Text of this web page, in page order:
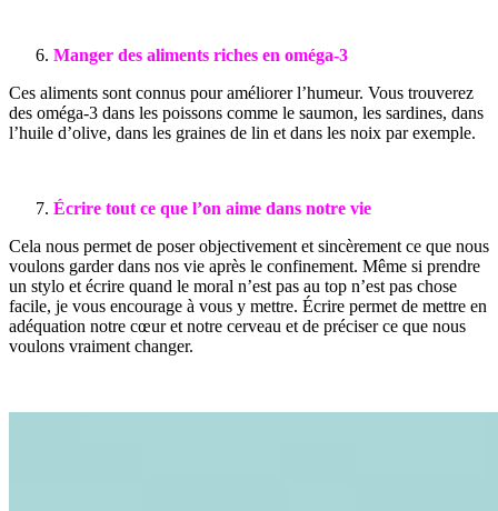
Manger des aliments riches en oméga-3
Ces aliments sont connus pour améliorer l’humeur. Vous trouverez
des oméga-3 dans les poissons comme le saumon, les sardines, dans
l’huile d’olive, dans les graines de lin et dans les noix par exemple.
Écrire tout ce que l’on aime dans notre vie
Cela nous permet de poser objectivement et sincèrement ce que nous
voulons garder dans nos vie après le confinement. Même si prendre
un stylo et écrire quand le moral n’est pas au top n’est pas chose
facile, je vous encourage à vous y mettre. Écrire permet de mettre en
adéquation notre cœur et notre cerveau et de préciser ce que nous
voulons vraiment changer.